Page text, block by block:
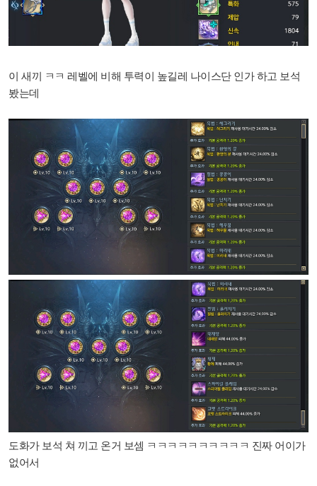
이 새끼 ㅋㅋ 레벨에 비해 투력이 높길레 나이스단 인가 하고 보석
봤는데
도화가 보석 쳐 끼고 온거 보셈 ㅋㅋㅋㅋㅋㅋㅋㅋㅋㅋ 진짜 어이가
없어서